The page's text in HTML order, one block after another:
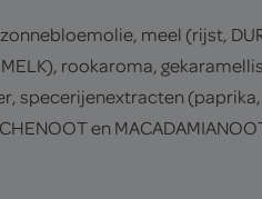
meel (rijst,
rookaroma,
(paprika,
en